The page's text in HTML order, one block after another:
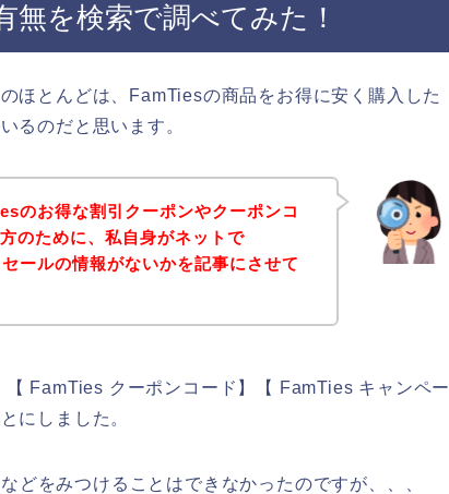
無を検索で調べてみた！
ほとんどは、FamTiesの商品をお得に安く購入した
るのだと思います。
のお得な割引クーポンやクーポンコ
のために、私自身がネットで
ールの情報がないかを記事にさせて
FamTies クーポンコード】【 FamTies キャンペー
にしました。
どをみつけることはできなかったのですが、、、